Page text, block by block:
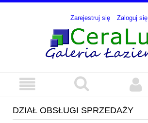
Zarejestruj się Zaloguj się
DZIAŁ OBSŁUGI SPRZEDAŻY